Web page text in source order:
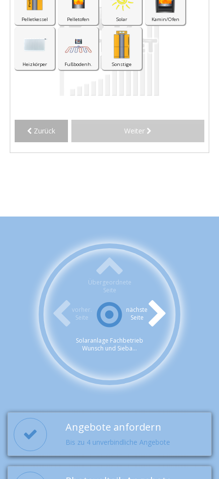
Pelletkessel Pelletofen Solar Kamin/Ofen
Heizkörper Fußbodenh. Sonstige
Zurück Weiter
Übergeordnete
Seite
vorher.
Seite
nächste
Seite
Solaranlage Fachbetrieb
Wunsch und Sieba...
Angebote anfordern
Bis zu 4 unverbindliche Angebote